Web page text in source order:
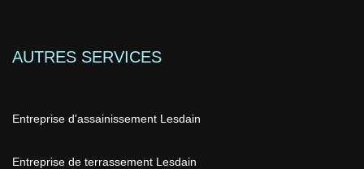
AUTRES SERVICES
Entreprise d'assainissement Lesdain
Entreprise de terrassement Lesdain